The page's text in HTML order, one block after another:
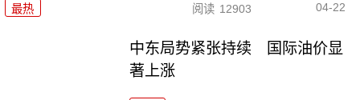
最热 阅读 12903 04-22
中东局势紧张持续 国际油价显
著上涨